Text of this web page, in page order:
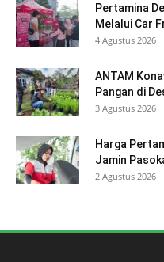
Pertamina
Melalui Car
4 Agustus 2026
ANTAM
Pangan di
3 Agustus 2026
Harga
Jamin
2 Agustus 2026